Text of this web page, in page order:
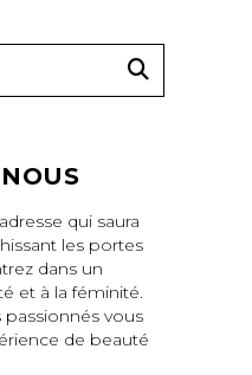
qui saura
les portes
dans un
et à la féminité.
passionnés vous
de beauté